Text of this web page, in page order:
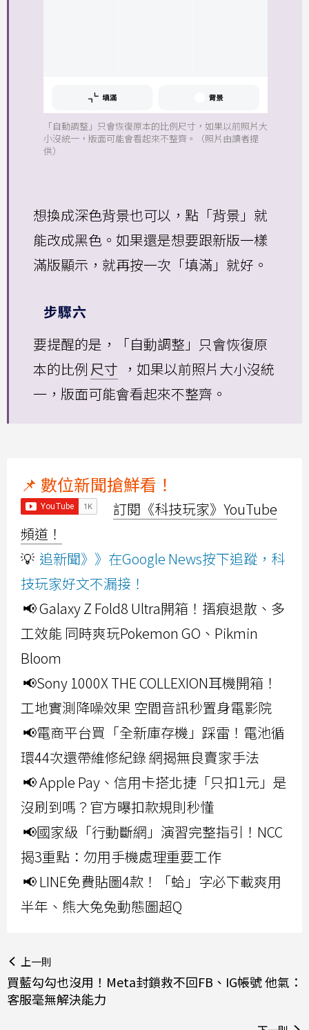
「自動調整」只會恢復原本的比例尺寸，如果以前照片大
小沒統一，版面可能會看起來不整齊。（照片由讀者提
供）
想換成深色背景也可以，點「背景」就
能改成黑色。如果還是想要跟新版一樣
滿版顯示，就再按一次「填滿」就好。
步驟六
要提醒的是，「自動調整」只會恢復原
本的比例 尺寸 ，如果以前照片大小沒統
一，版面可能會看起來不整齊。
📌 數位新聞搶鮮看！
訂閱《科技玩家》YouTube
頻道！
💡 追新聞》》在Google News按下追蹤，科
技玩家好文不漏接！
📢 Galaxy Z Fold8 Ultra開箱！摺痕退散、多
工效能 同時爽玩Pokemon GO、Pikmin
Bloom
📢Sony 1000X THE COLLEXION耳機開箱！
工地實測降噪效果 空間音訊秒置身電影院
📢電商平台買「全新庫存機」踩雷！電池循
環44次還帶維修紀錄 網揭無良賣家手法
📢 Apple Pay、信用卡搭北捷「只扣1元」是
沒刷到嗎？官方曝扣款規則秒懂
📢國家級「行動斷網」演習完整指引！NCC
揭3重點：勿用手機處理重要工作
📢 LINE免費貼圖4款！「蛤」字必下載爽用
半年、熊大兔兔動態圖超Q
上一則
買藍勾勾也沒用！Meta封鎖救不回FB、IG帳號 他氣：
客服毫無解決能力